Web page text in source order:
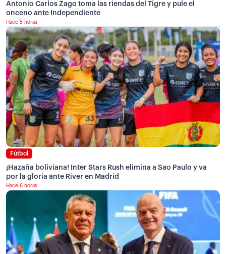
Antonio Carlos Zago toma las riendas del Tigre y pule el
onceno ante Independiente
Hace 5 horas
Fútbol
¡Hazaña boliviana! Inter Stars Rush elimina a Sao Paulo y va
por la gloria ante River en Madrid
Hace 6 horas